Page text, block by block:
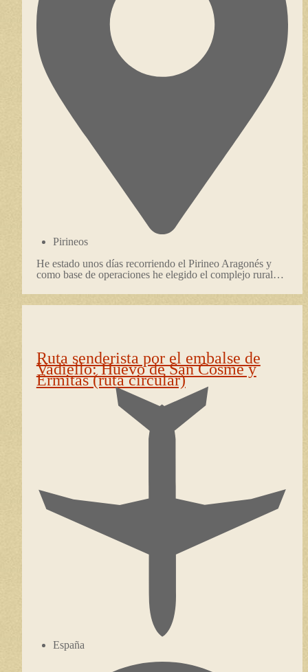
Pirineos
He estado unos días recorriendo el Pirineo Aragonés y
como base de operaciones he elegido el complejo rural…
Ruta senderista por el embalse de
Vadiello: Huevo de San Cosme y
Ermitas (ruta circular)
España